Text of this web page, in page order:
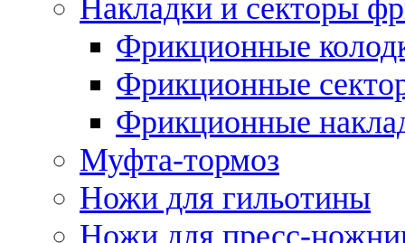
Накладки и секторы
Фрикционные
Фрикционные
Фрикционные
Муфта-тормоз
Ножи для гильотины
Ножи для пресс-